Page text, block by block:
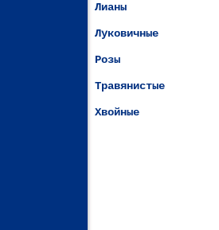
Лианы
Луковичные
Розы
Травянистые
Хвойные